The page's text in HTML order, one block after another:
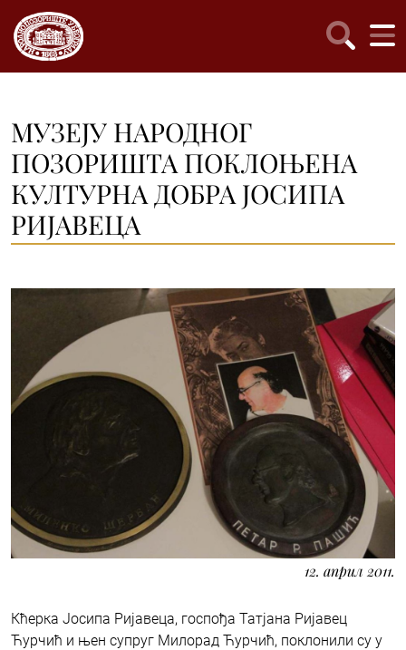
МУЗЕЈУ НАРОДНОГ
ПОЗОРИШТА ПОКЛОЊЕНА
КУЛТУРНА ДОБРА ЈОСИПА
РИЈАВЕЦА
12. април 2011.
Кћерка Јосипа Ријавеца, госпођа Татјана Ријавец
Ћурчић и њен супруг Милорад Ћурчић, поклонили су у